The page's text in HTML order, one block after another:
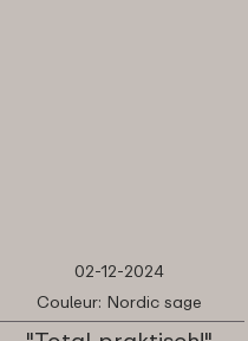
02-12-2024
Couleur: Nordic sage